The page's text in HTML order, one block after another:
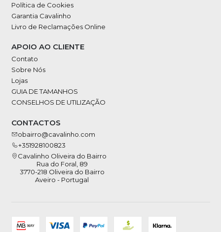
Política de Cookies
Garantia Cavalinho
Livro de Reclamações Online
APOIO AO CLIENTE
Contato
Sobre Nós
Lojas
GUIA DE TAMANHOS
CONSELHOS DE UTILIZAÇÃO
CONTACTOS
obairro@cavalinho.com
+351928100823
Cavalinho Oliveira do Bairro
Rua do Foral, 89
3770-218 Oliveira do Bairro
Aveiro - Portugal